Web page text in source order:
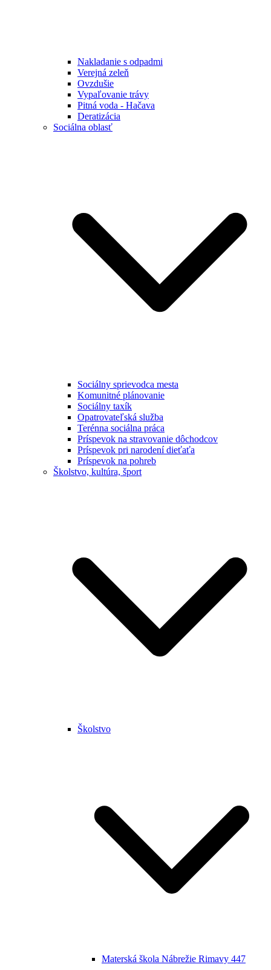
Nakladanie s odpadmi
Verejná zeleň
Ovzdušie
Vypaľovanie trávy
Pitná voda - Hačava
Deratizácia
Sociálna oblasť
Sociálny sprievodca mesta
Komunitné plánovanie
Sociálny taxík
Opatrovateľská služba
Terénna sociálna práca
Príspevok na stravovanie dôchodcov
Príspevok pri narodení dieťaťa
Príspevok na pohreb
Školstvo, kultúra, šport
Školstvo
Materská škola Nábrežie Rimavy 447